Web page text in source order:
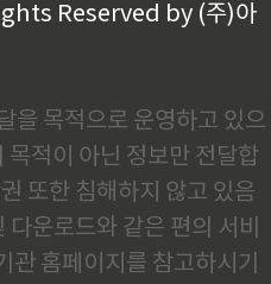
Reserved by (주)아
을 목적으로 운영하고 있으
목적이 아닌 정보만 전달합
또한 침해하지 않고 있음
운로드와 같은 편의 서비
관 홈페이지를 참고하시기